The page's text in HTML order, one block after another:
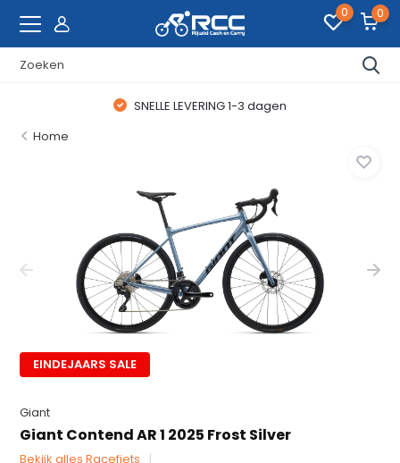
0 0
SNELLE LEVERING 1-3 dagen
Home
EINDEJAARS SALE
Giant
Giant Contend AR 1 2025 Frost Silver
Bekijk alles Racefiets